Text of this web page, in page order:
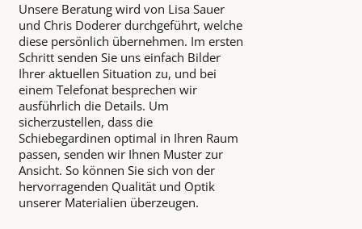
Unsere Beratung wird von Lisa Sauer
und Chris Doderer durchgeführt, welche
diese persönlich übernehmen. Im ersten
Schritt senden Sie uns einfach Bilder
Ihrer aktuellen Situation zu, und bei
einem Telefonat besprechen wir
ausführlich die Details. Um
sicherzustellen, dass die
Schiebegardinen optimal in Ihren Raum
passen, senden wir Ihnen Muster zur
Ansicht. So können Sie sich von der
hervorragenden Qualität und Optik
unserer Materialien überzeugen.